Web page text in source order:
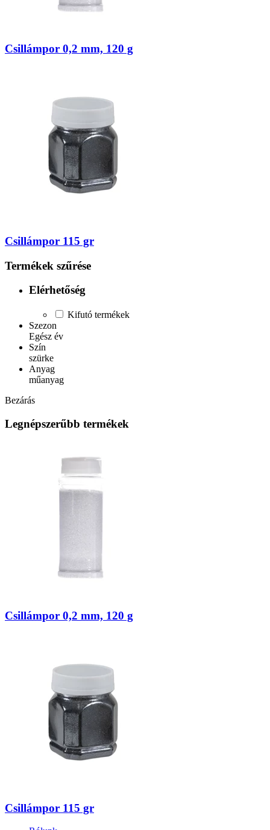
Csillámpor 0,2 mm, 120 g
Csillámpor 115 gr
Termékek szűrése
Elérhetőség
Kifutó termékek
Szezon
Egész év
Szín
szürke
Anyag
műanyag
Bezárás
Legnépszerűbb termékek
Csillámpor 0,2 mm, 120 g
Csillámpor 115 gr